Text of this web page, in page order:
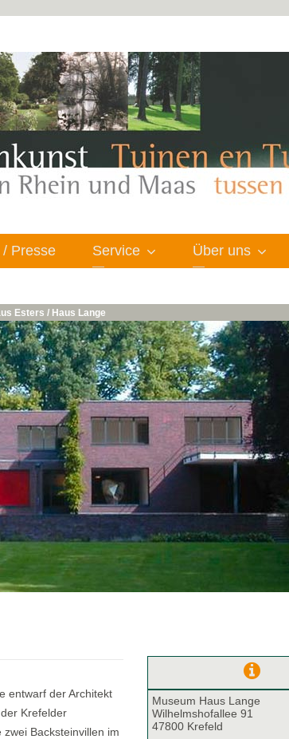
Presse Service Über uns
Esters / Haus Lange
entwarf der Architekt
Krefelder
Backsteinvillen im
Museum Haus Lange
Wilhelmshofallee 91
47800 Krefeld